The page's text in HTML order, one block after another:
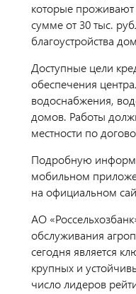
которые проживают
сумме от 30 тыс.
благоустройства
Доступные цели
обеспечения
водоснабжения,
домов. Работы
местности по
Подробную
мобильном
на официальном
АО
обслуживания
сегодня является
крупных и
число лидеров